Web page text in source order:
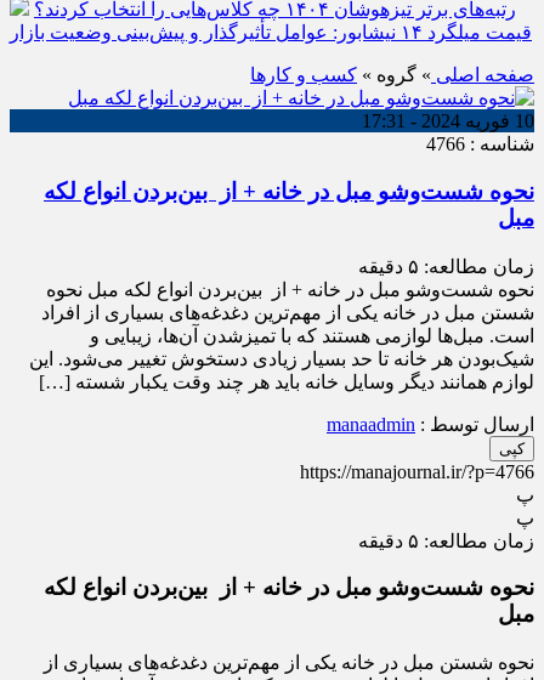
رتبه‌های برتر تیزهوشان ۱۴۰۴ چه کلاس‌هایی را انتخاب کردند؟
قیمت میلگرد ۱۴ نیشابور: عوامل تأثیرگذار و پیش‌بینی وضعیت بازار
صفحه اصلی » گروه » کسب و کارها
10 فوریه 2024 - 17:31
شناسه : 4766
نحوه شست‌وشو مبل در خانه + از بین‌بردن انواع لکه
مبل
زمان مطالعه: ۵ دقیقه
نحوه شست‌وشو مبل در خانه + از بین‌بردن انواع لکه مبل نحوه
شستن مبل در خانه یکی از مهم‌ترین دغدغه‌های بسیاری از افراد
است. مبل‌ها لوازمی هستند که با تمیزشدن آن‌ها، زیبایی و
شیک‌بودن هر خانه تا حد بسیار زیادی دستخوش تغییر می‌شود‌. این
لوازم همانند دیگر وسایل خانه باید هر چند وقت یکبار شسته […]
ارسال توسط : manaadmin
کپی
https://manajournal.ir/?p=4766
پ
پ
زمان مطالعه: ۵ دقیقه
نحوه شست‌وشو مبل در خانه + از بین‌بردن انواع لکه
مبل
نحوه شستن مبل در خانه یکی از مهم‌ترین دغدغه‌های بسیاری از